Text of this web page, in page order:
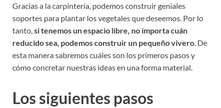
Gracias a la carpintería, podemos construir geniales
soportes para plantar los vegetales que deseemos. Por lo
tanto, si tenemos un espacio libre, no importa cuán
reducido sea, podemos construir un pequeño vivero . De
esta manera sabremos cuáles son los primeros pasos y
cómo concretar nuestras ideas en una forma material.
Los siguientes pasos